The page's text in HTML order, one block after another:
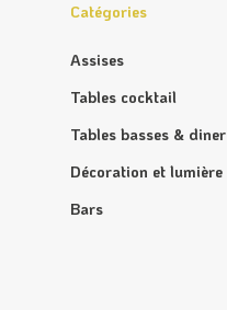
Catégories
Assises
Tables cocktail
Tables basses & diner
Décoration et lumière
Bars